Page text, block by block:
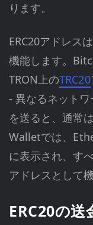
ります。
ERC20アドレス
機能します。
TRON上のTRC20
- 異なるネット
を送ると、通常
Walletでは、
に表示され、す
アドレスとして
ERC20の